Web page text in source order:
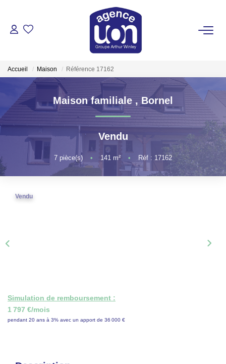
ACHETER
LOUER
GÉRER
ESTIMER
VOTRE AGENCE
Accueil Maison Référence 17162
Maison familiale , Bornel
Vendu
7 pièce(s) • 141 m² • Réf : 17162
Vendu
Simulation de remboursement :
1 797 €/mois
pendant 20 ans à 3% avec un apport de 36 000 €